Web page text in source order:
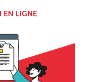
EN LIGNE